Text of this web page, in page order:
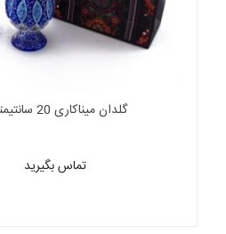
گلدان میناکاری 20 سانتیمتری
تماس بگیرید